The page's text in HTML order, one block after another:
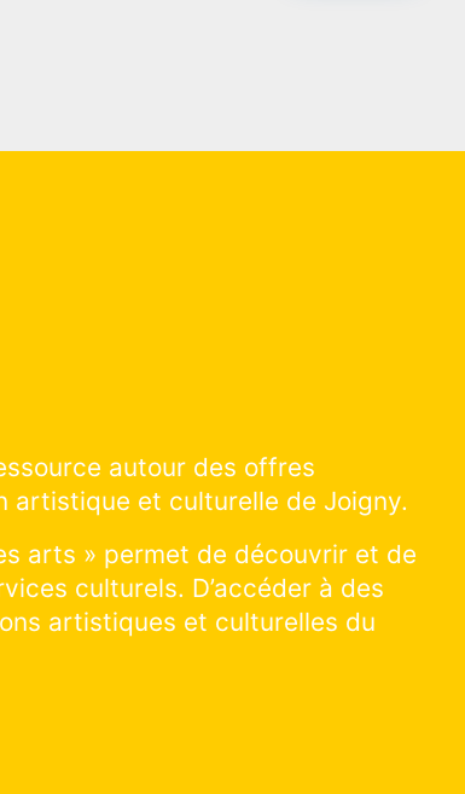
d’éducation artistique et
la saison à venir !
de réalisations : cliquer et
et pratiquer une discipline en
!